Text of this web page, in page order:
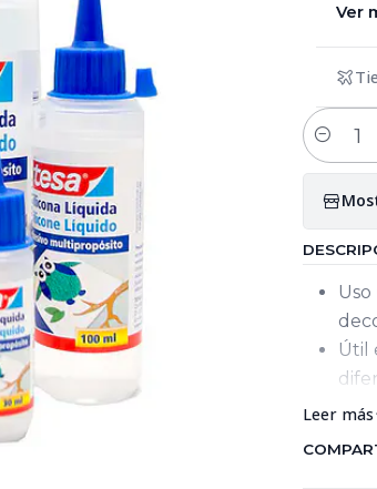
Ver
Cantidad
Útil
Leer más